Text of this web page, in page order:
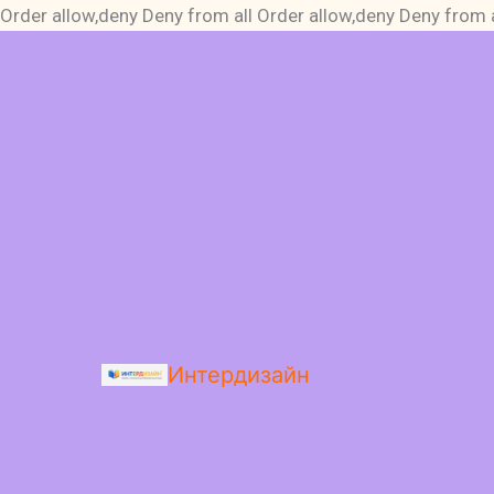
Order allow,deny Deny from all Order allow,deny Deny from
Интердизайн